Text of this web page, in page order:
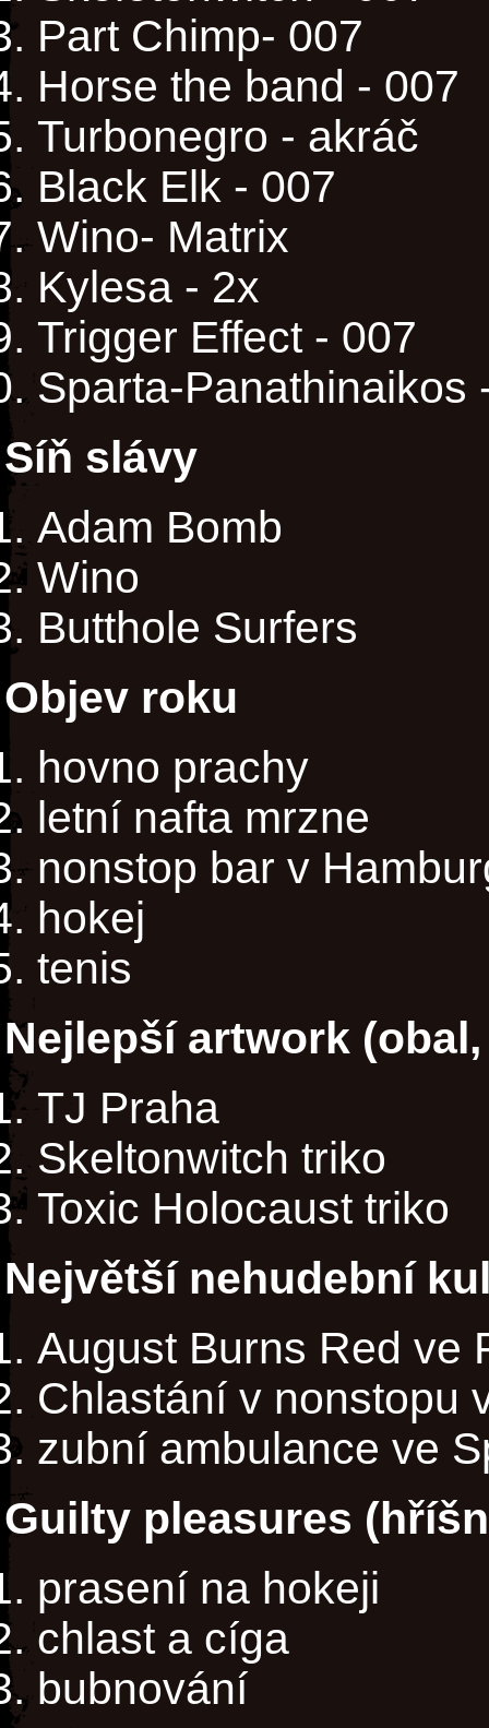
Part Chimp- 007
Horse the band - 007
Turbonegro - akráč
Black Elk - 007
Wino- Matrix
Kylesa - 2x
Trigger Effect - 007
Sparta-Panathinaikos
Síň slávy
Adam Bomb
Wino
Butthole Surfers
Objev roku
hovno prachy
letní nafta mrzne
nonstop bar v
hokej
tenis
Nejlepší artwork
TJ Praha
Skeltonwitch triko
Toxic Holocaust triko
Největší nehudební
August Burns Red ve
Chlastání v nonstopu
zubní ambulance ve
Guilty pleasures
prasení na hokeji
chlast a cíga
bubnování